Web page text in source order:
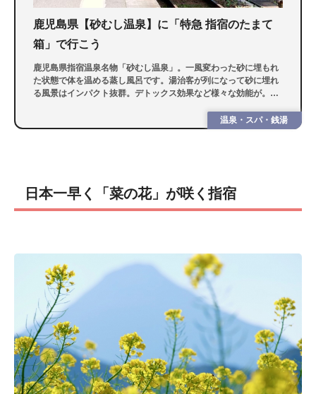
鹿児島県【砂むし温泉】に「特急 指宿のたまて
箱」で行こう
鹿児島県指宿温泉名物「砂むし温泉」。一風変わった砂に埋もれ
た状態で体を温める蒸し風呂です。湯治客が列になって砂に埋れ
る風景はインパクト抜群。デトックス効果など様々な効能が。今
温泉・スパ・銭湯
日本一早く「菜の花」が咲く指宿